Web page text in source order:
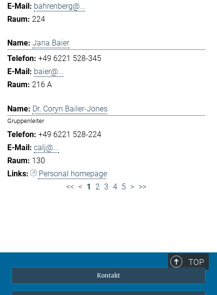
bahrenberg@...
224
Jana Baier
+49 6221 528-345
baier@...
216 A
Dr. Coryn Bailer-Jones
Gruppenleiter
+49 6221 528-224
calj@...
130
Personal homepage
<< < 1 2 3 4 5 > >>
TOP
Kontakt